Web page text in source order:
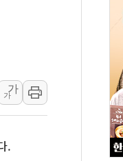
시안·클라우드플레어·
미군 실종자 7359명 끝
100년 밑거름…수도권 집중
2차 회의' 주재… "전폭적
15% 부과…美 태양광주 급
가
가
.